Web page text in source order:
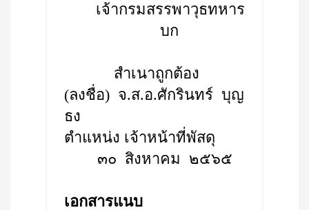
เจ้ากรมสรรพาวุธทหาร
บก
สำเนาถูกต้อง
(ลงชื่อ) จ.ส.อ.ศักรินทร์ บุญ
ธง
ตำแหน่ง เจ้าหน้าที่พัสดุ
๓๐ สิงหาคม ๒๕๖๕
เอกสารแนบ